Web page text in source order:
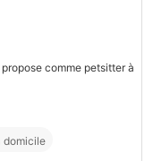
comme petsitter à
domicile